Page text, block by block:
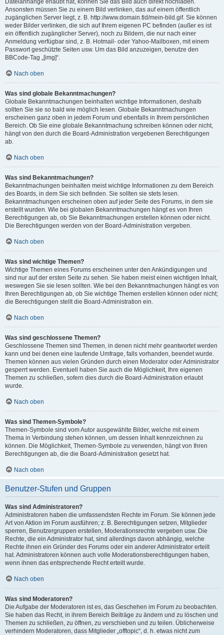
Dateianhänge erlaubt hat, können Sie das Bild auch direkt hochladen.
Ansonsten müssen Sie zu einem Bild verlinken, das auf einem öffentlich
zugänglichen Server liegt, z. B. http://www.domain.tld/mein-bild.gif. Sie können
weder Bilder verlinken, die sich auf Ihrem eigenen PC befinden (außer es ist
ein öffentlich zugänglicher Server), noch zu Bildern, die nur nach einer
Anmeldung verfügbar sind, z. B. Hotmail- oder Yahoo-Mailboxen, mit einem
Passwort geschützte Seiten usw. Um das Bild anzuzeigen, benutze den
BBCode-Tag „[img]“.
Nach oben
Was sind globale Bekanntmachungen?
Globale Bekanntmachungen beinhalten wichtige Informationen, deshalb
sollten Sie sie so bald wie möglich lesen. Globale Bekanntmachungen
erscheinen ganz oben in jedem Forum und ebenfalls in Ihrem persönlichen
Bereich. Ob Sie eine globale Bekanntmachung schreiben können oder nicht,
hängt von den durch die Board-Administration vergebenen Berechtigungen
ab.
Nach oben
Was sind Bekanntmachungen?
Bekanntmachungen beinhalten meist wichtige Informationen zu dem Bereich
des Boards, in dem Sie sich befinden. Sie sollten sie stets lesen.
Bekanntmachungen erscheinen oben auf jeder Seite des Forums, in dem sie
erstellt wurden. Wie bei globalen Bekanntmachungen hängt es von Ihren
Berechtigungen ab, ob Sie Bekanntmachungen erstellen können oder nicht.
Die Berechtigungen werden von der Board-Administration vergeben.
Nach oben
Was sind wichtige Themen?
Wichtige Themen eines Forums erscheinen unter den Ankündigungen und
sind nur auf der ersten Seite zu sehen. Sie haben meist einen wichtigen Inhalt,
weswegen Sie sie lesen sollten. Wie bei den Bekanntmachungen hängt es von
Ihren Berechtigungen ab, ob Sie wichtige Themen erstellen können oder nicht;
die Berechtigungen stellt die Board-Administration ein.
Nach oben
Was sind geschlossene Themen?
Geschlossene Themen sind Themen, in denen nicht mehr geantwortet werden
kann und bei denen eine laufende Umfrage, falls vorhanden, beendet wurde.
Themen können aus vielen Gründen durch einen Moderator oder Administrator
gesperrt werden. Eventuell haben Sie auch die Möglichkeit, Ihre eigenen
Themen zu schließen, sofern dies durch die Board-Administration erlaubt
wurde.
Nach oben
Was sind Themen-Symbole?
Themen-Symbole sind vom Autor ausgewählte Bilder, welche mit einem
Thema in Verbindung stehen können, um dessen Inhalt kennzeichnen zu
können. Die Möglichkeit, Themen-Symbole zu verwenden, hängt von Ihren
Berechtigungen ab, die die Board-Administration gesetzt hat.
Nach oben
Benutzer-Stufen und Gruppen
Was sind Administratoren?
Administratoren haben die umfassendsten Rechte im Forum. Sie können jede
Art von Aktion im Forum ausführen; z. B. Berechtigungen setzen, Mitglieder
sperren, Benutzergruppen erstellen, Moderationsrechte vergeben usw. Die
Rechte, die ein Administrator hat, sind allerdings davon abhängig, welche
Rechte ihnen ein Gründer des Forums oder ein anderer Administrator erteilt
hat. Administratoren können auch volle Moderationsberechtigungen haben,
wenn ihnen das entsprechende Recht erteilt wurde.
Nach oben
Was sind Moderatoren?
Die Aufgabe der Moderatoren ist es, das Geschehen im Forum zu beobachten.
Sie haben das Recht, in ihrem Bereich Beiträge zu ändern und zu löschen und
Themen zu schließen, zu öffnen, zu verschieben und zu teilen. Üblicherweise
verhindern Moderatoren, dass Mitglieder „offtopic“, d. h. etwas nicht zum